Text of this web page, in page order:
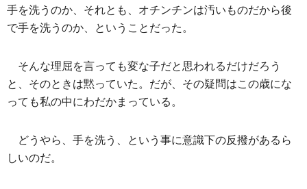
手を洗うのか、それとも、オチンチンは汚いものだから後
で手を洗うのか、ということだった。
そんな理屈を言っても変な子だと思われるだけだろう
と、そのときは黙っていた。だが、その疑問はこの歳にな
っても私の中にわだかまっている。
どうやら、手を洗う、という事に意識下の反撥があるら
しいのだ。